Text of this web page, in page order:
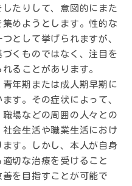
たりして、意図的にまた
めようとします。性的な
として挙げられますが、
くものではなく、注目を
ることがあります。
年期または成人期早期に
す。その症状によって、
場などの周囲の人々との
会生活や職業生活におけ
す。しかし、本人が自身
切な治療を受けること
を目指すことが可能で